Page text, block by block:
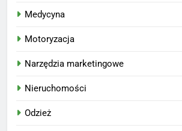
Medycyna
Motoryzacja
Narzędzia marketingowe
Nieruchomości
Odzież